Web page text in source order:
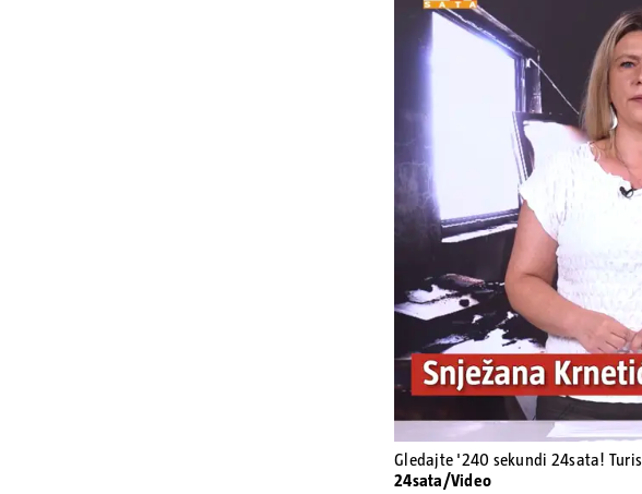
Gledajte '240 sekundi 24sata!
24sata/Video